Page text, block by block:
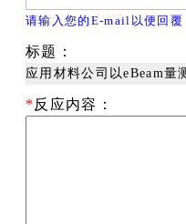
请输入您的E-mail以便回覆
标题：
应用材料公司以eBeam
* 反应内容：